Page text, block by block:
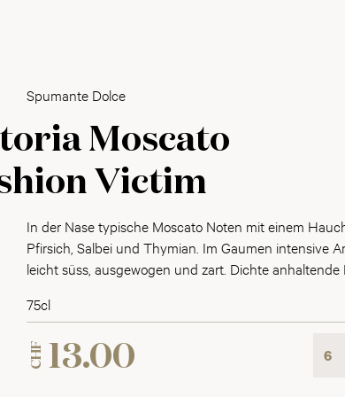
Spumante Dolce
Moscato
Victim
In der Nase typische Moscato Noten mit einem
Pfirsich, Salbei und Thymian. Im Gaumen intensive
leicht süss, ausgewogen und zart. Dichte anhaltende
75cl
CHF 13.00